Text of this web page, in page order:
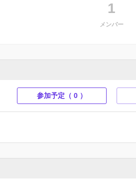
1
メンバー
参加予定（ 0 ）